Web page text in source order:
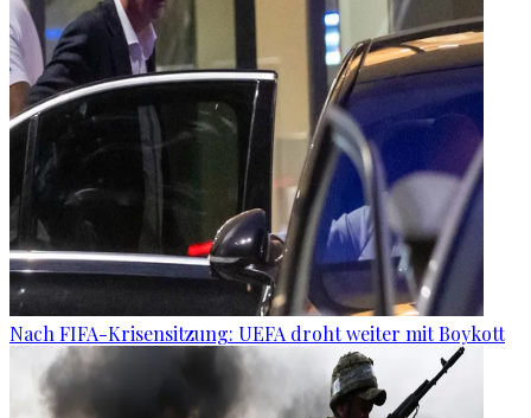
Nach FIFA-Krisensitzung: UEFA droht weiter mit Boykott